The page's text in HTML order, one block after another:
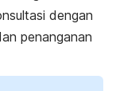
dengan
penanganan